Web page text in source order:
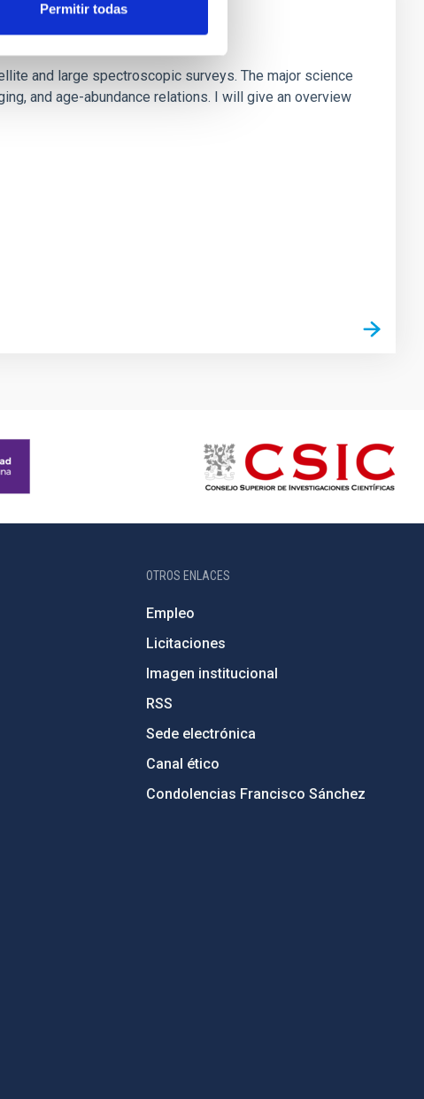
Permitir todas
and large spectroscopic surveys. The major science
and age-abundance relations. I will give an overview
OTROS ENLACES
Empleo
Licitaciones
Imagen institucional
RSS
Sede electrónica
Canal ético
Condolencias Francisco Sánchez